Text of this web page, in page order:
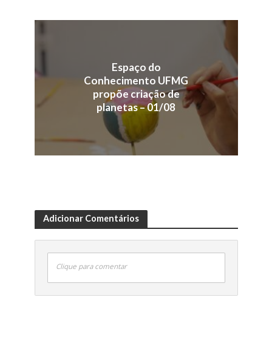
Espaço do
Conhecimento UFMG
propõe criação de
planetas – 01/08
Adicionar Comentários
Clique para comentar